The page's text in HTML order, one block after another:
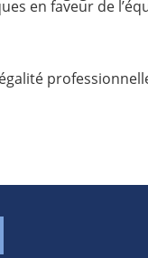
en faveur de